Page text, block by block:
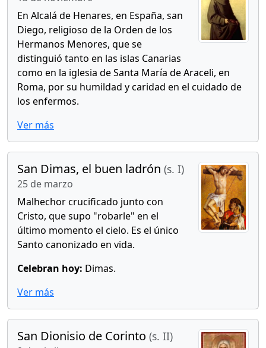
En Alcalá de Henares, en España, san
Diego, religioso de la Orden de los
Hermanos Menores, que se
distinguió tanto en las islas Canarias
como en la iglesia de Santa María de Araceli, en
Roma, por su humildad y caridad en el cuidado de
los enfermos.
Ver más
San Dimas, el buen ladrón (s. I)
25 de marzo
Malhechor crucificado junto con
Cristo, que supo "robarle" en el
último momento el cielo. Es el único
Santo canonizado en vida.
Celebran hoy: Dimas.
Ver más
San Dionisio de Corinto (s. II)